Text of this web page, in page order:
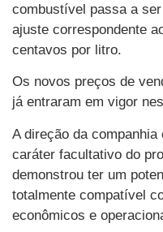
combustível passa a
ajuste correspondente
centavos por litro.
Os novos preços de
já entraram em vigor
A direção da
caráter facultativo do
demonstrou ter um
totalmente compatível
econômicos e